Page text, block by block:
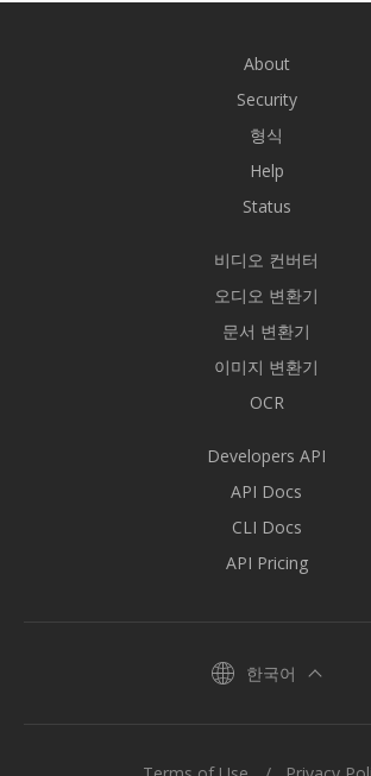
About
Security
형식
Help
Status
비디오 컨버터
오디오 변환기
문서 변환기
이미지 변환기
OCR
Developers API
API Docs
CLI Docs
API Pricing
한국어